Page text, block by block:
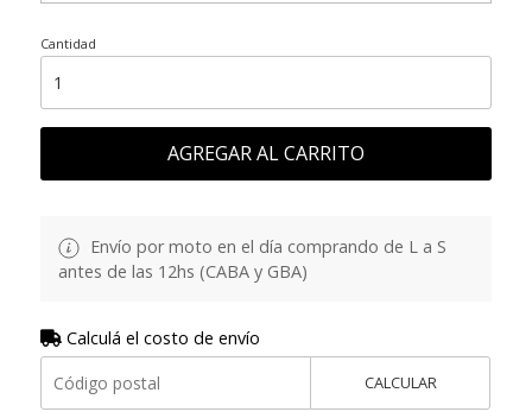
Cantidad
AGREGAR AL CARRITO
Envío por moto en el día comprando de L a S
antes de las 12hs (CABA y GBA)
Calculá el costo de envío
CALCULAR